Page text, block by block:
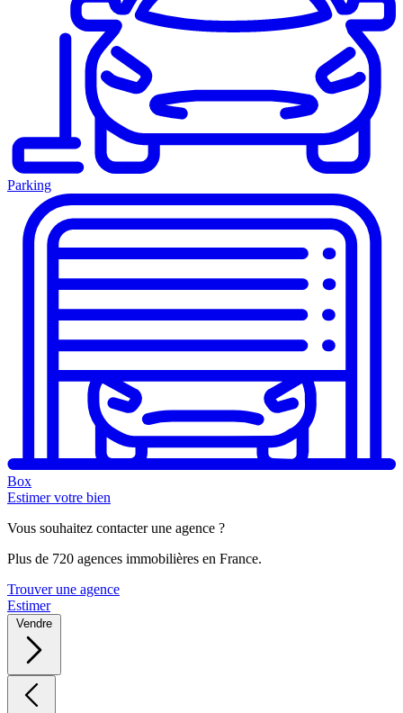
Parking
Box
Estimer votre bien
Vous souhaitez contacter une agence ?
Plus de 720 agences immobilières en France.
Trouver une agence
Estimer
Vendre